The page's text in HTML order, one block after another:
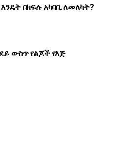
በክፍሉ አካባቢ ለመለካት?
ውስጥ የልጆች የእጅ